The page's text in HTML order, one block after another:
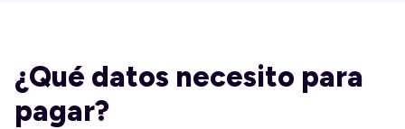
¿Qué datos necesito para
pagar?